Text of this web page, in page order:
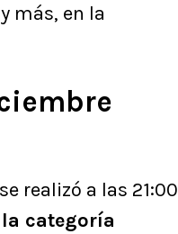
más, en la
realizó a las 21:00
categoría